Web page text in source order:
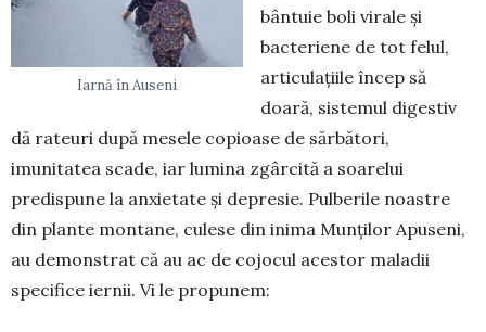
Iarnă în Auseni
bântuie boli virale și
bacteriene de tot felul,
articulațiile încep să
doară, sistemul digestiv
dă rateuri după mesele copioase de sărbători,
imunitatea scade, iar lumina zgârcită a soarelui
predispune la anxietate și depresie. Pulberile noastre
din plante montane, culese din inima Munților Apuseni,
au demonstrat că au ac de cojocul acestor maladii
specifice iernii. Vi le propunem: